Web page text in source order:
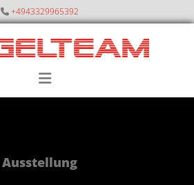
 +4943329965392
Ausstellung